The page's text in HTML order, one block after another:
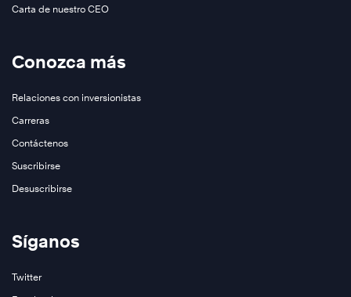
Carta de nuestro CEO
Conozca más
Relaciones con inversionistas
Carreras
Contáctenos
Suscribirse
Desuscribirse
Síganos
Twitter